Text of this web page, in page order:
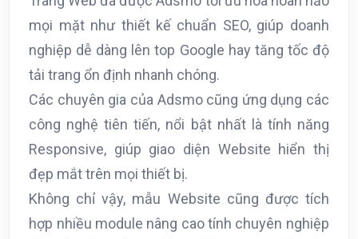
mọi mặt như thiết kế chuẩn SEO, giúp doanh
nghiệp dễ dàng lên top Google hay tăng tốc độ
tải trang ổn định nhanh chóng.
Các chuyên gia của Adsmo cũng ứng dụng các
công nghệ tiên tiến, nổi bật nhất là tính năng
Responsive, giúp giao diện Website hiển thị
đẹp mắt trên mọi thiết bị.
Không chỉ vậy, mẫu Website cũng được tích
hợp nhiều module nâng cao tính chuyên nghiệp